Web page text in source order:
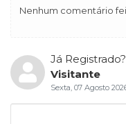
Nenhum comentário
Já Registrado?
Visitante
Sexta, 07 Agosto